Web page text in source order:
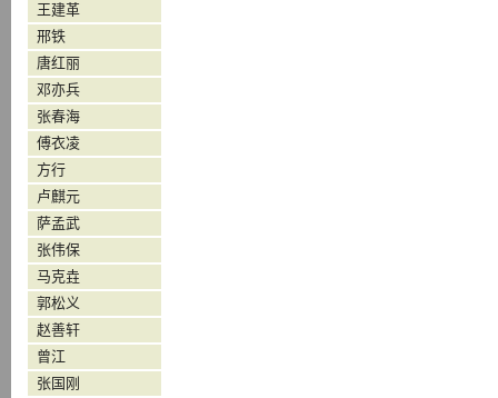
王建革
邢铁
唐红丽
邓亦兵
张春海
傅衣凌
方行
卢麒元
萨孟武
张伟保
马克垚
郭松义
赵善轩
曾江
张国刚